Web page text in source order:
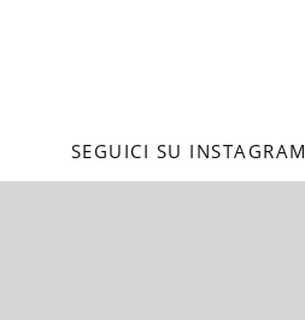
SEGUICI SU INSTAGRAM